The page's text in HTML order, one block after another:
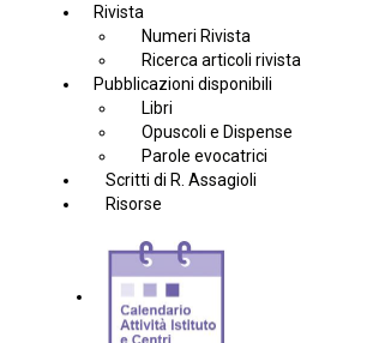
Rivista
Numeri Rivista
Ricerca articoli rivista
Pubblicazioni disponibili
Libri
Opuscoli e Dispense
Parole evocatrici
Scritti di R. Assagioli
Risorse